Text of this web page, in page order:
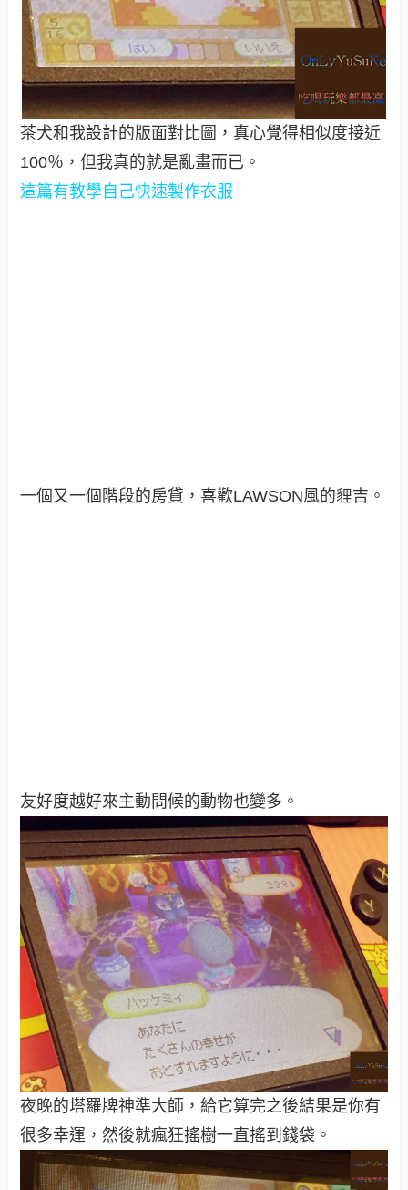
茶犬和我設計的版面對比圖，真心覺得相似度接近
100％，但我真的就是亂畫而已 。
這篇有教學自己快速製作衣服
一個又一個階段的房貸，喜歡LAWSON風的貍吉。
友好度越好來主動問候的動物也變多。
夜晚的塔羅牌神準大師，給它算完之後結果是你有
很多幸運，然後就瘋狂搖樹一直搖到錢袋。